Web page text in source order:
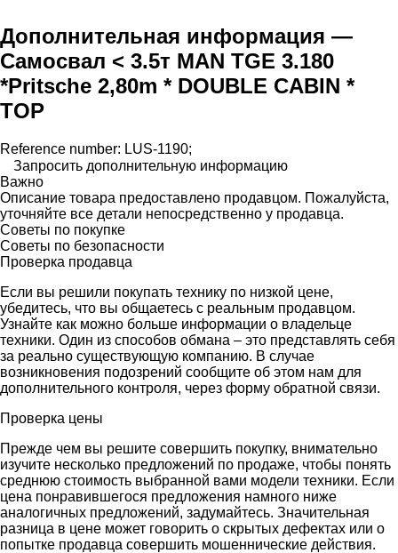
Дополнительная информация —
Самосвал < 3.5т MAN TGE 3.180
*Pritsche 2,80m * DOUBLE CABIN *
TOP
Reference number: LUS-1190;
Запросить дополнительную информацию
Важно
Описание товара предоставлено продавцом. Пожалуйста,
уточняйте все детали непосредственно у продавца.
Советы по покупке
Советы по безопасности
Проверка продавца
Если вы решили покупать технику по низкой цене,
убедитесь, что вы общаетесь с реальным продавцом.
Узнайте как можно больше информации о владельце
техники. Один из способов обмана – это представлять себя
за реально существующую компанию. В случае
возникновения подозрений сообщите об этом нам для
дополнительного контроля, через форму обратной связи.
Проверка цены
Прежде чем вы решите совершить покупку, внимательно
изучите несколько предложений по продаже, чтобы понять
среднюю стоимость выбранной вами модели техники. Если
цена понравившегося предложения намного ниже
аналогичных предложений, задумайтесь. Значительная
разница в цене может говорить о скрытых дефектах или о
попытке продавца совершить мошеннические действия.